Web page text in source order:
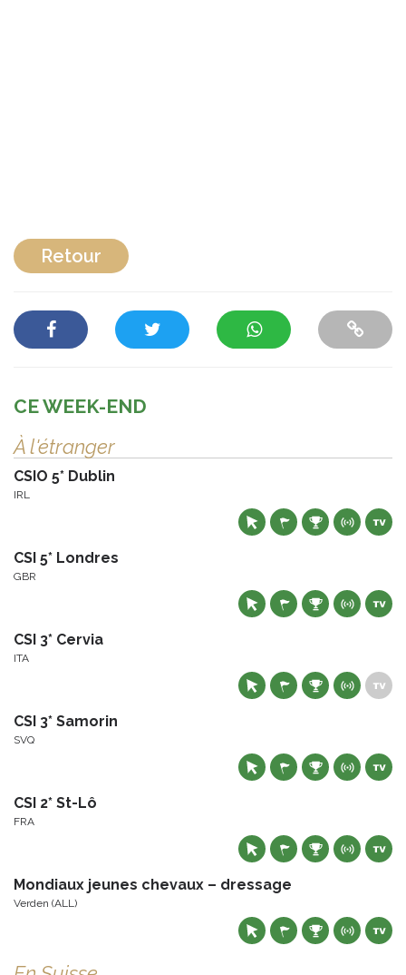
Retour
CE WEEK-END
À l'étranger
CSIO 5* Dublin
IRL
CSI 5* Londres
GBR
CSI 3* Cervia
ITA
CSI 3* Samorin
SVQ
CSI 2* St-Lô
FRA
Mondiaux jeunes chevaux – dressage
Verden (ALL)